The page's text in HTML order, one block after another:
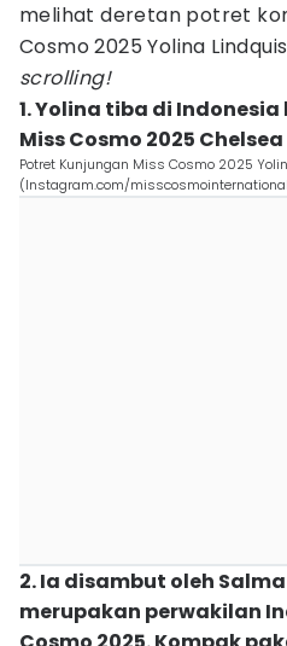
melihat deretan potret
Cosmo 2025 Yolina
scrolling!
1. Yolina tiba di
Miss Cosmo 2025
Potret Kunjungan Miss Cosmo 2025
(Instagram.com/
2. Ia disambut oleh
merupakan perwakilan